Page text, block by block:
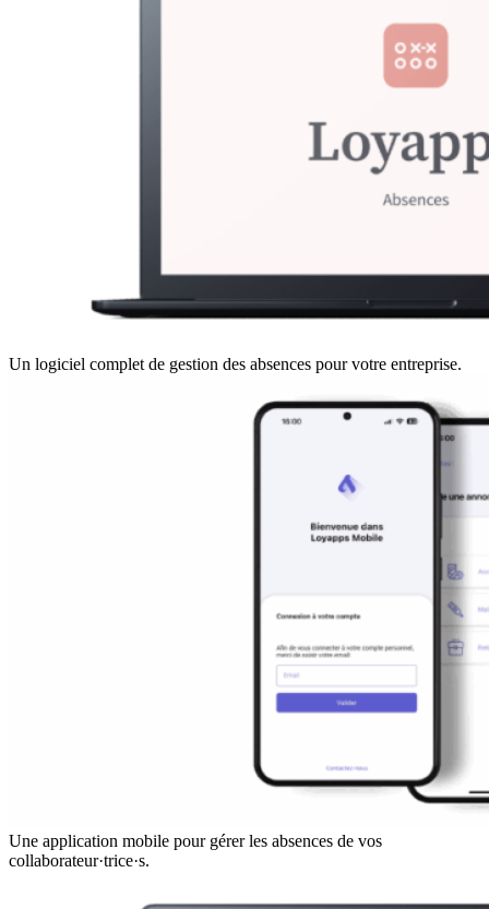
Un logiciel complet de gestion des absences pour votre entreprise.
Une application mobile pour gérer les absences de vos
collaborateur·trice·s.